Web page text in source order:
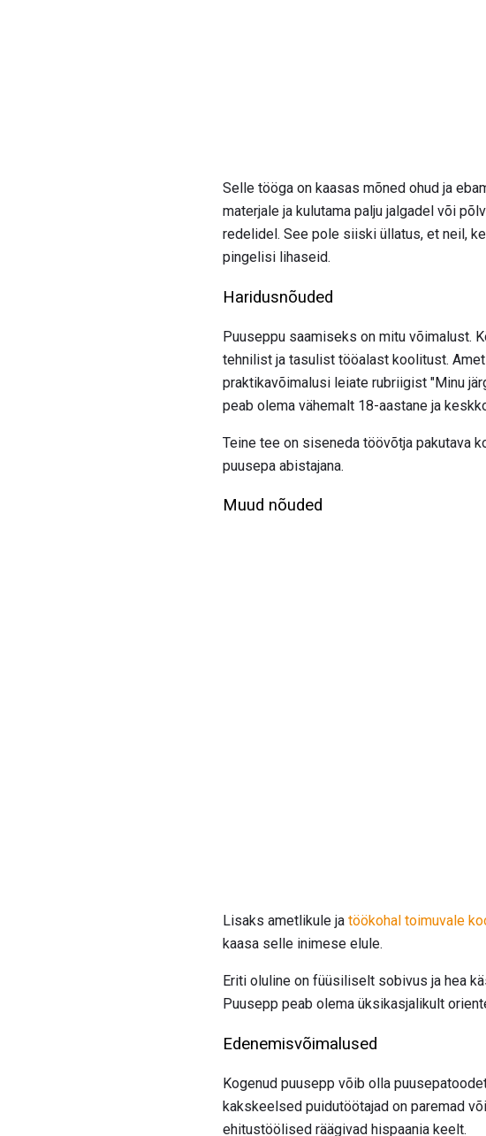
Selle tööga on kaasas mõned ohud ja
materjale ja kulutama palju jalgadel või
redelidel. See pole siiski üllatus, et neil,
pingelisi lihaseid.
Haridusnõuded
Puuseppu saamiseks on mitu võimalust.
tehnilist ja tasulist tööalast koolitust.
praktikavõimalusi leiate rubriigist "Minu
peab olema vähemalt 18-aastane ja
Teine tee on siseneda töövõtja pakutava
puusepa abistajana.
Muud nõuded
Lisaks ametlikule ja töökohal toimuvale
kaasa selle inimese elule.
Eriti oluline on füüsiliselt sobivus ja hea
Puusepp peab olema üksikasjalikult
Edenemisvõimalused
Kogenud puusepp võib olla
kakskeelsed puidutöötajad on paremad
ehitustöölised räägivad hispaania keelt.